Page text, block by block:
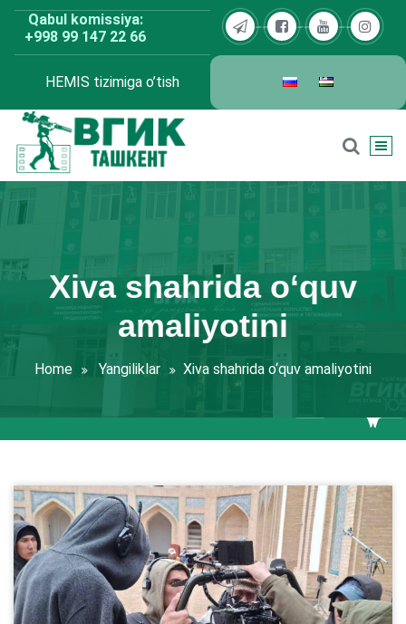
Skip
content
Qabul komissiya:
+998 99 147 22 66
HEMIS tizimiga o’tish
BDKU Toshkent
Xiva shahrida o‘quv
amaliyotini
Home Yangiliklar Xiva shahrida o‘quv amaliyotini